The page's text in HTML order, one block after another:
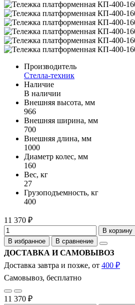
Производитель
Стелла-техник
Наличие
В наличии
Внешняя высота, мм
966
Внешняя ширина, мм
700
Внешняя длина, мм
1000
Диаметр колес, мм
160
Вес, кг
27
Грузоподъемность, кг
400
11 370 ₽
В корзину
В избранное
В сравнение
ДОСТАВКА И САМОВЫВОЗ
Доставка завтра и позже, от 400 ₽
Самовывоз, бесплатно
11 370 ₽